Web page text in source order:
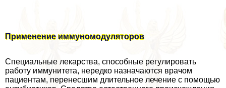
Применение иммуномодуляторов
Специальные лекарства, способные регулировать
работу иммунитета, нередко назначаются врачом
пациентам, перенесшим длительное лечение с помощью